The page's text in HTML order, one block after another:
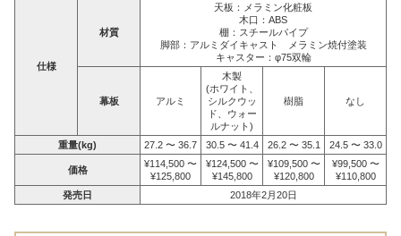
仕様
材質
天板：メラミン化粧板
木口：ABS
棚：スチールパイプ
脚部：アルミダイキャスト メラミン焼付塗装
キャスター：φ75双輪
幕板 アルミ
木製
(ホワイト、
シルクウッ
ド、ウォー
ルナット)
樹脂 なし
重量(kg) 27.2 〜 36.7 30.5 〜 41.4 26.2 〜 35.1 24.5 〜 33.0
価格
¥114,500 〜
¥125,800
¥124,500 〜
¥145,800
¥109,500 〜
¥120,800
¥99,500 〜
¥110,800
発売日
2018年2月20日